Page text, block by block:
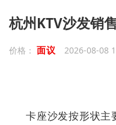
杭州KTV沙发销
价格： 面议 2026-08-08
卡座沙发按形状主